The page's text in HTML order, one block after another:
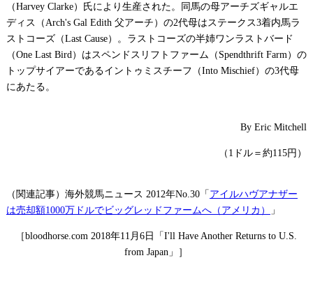
（Harvey Clarke）氏により生産された。同馬の母アーチズギャルエ
ディス（Arch's Gal Edith 父アーチ）の2代母はステークス3着内馬ラ
ストコーズ（Last Cause）。ラストコーズの半姉ワンラストバード
（One Last Bird）はスペンドスリフトファーム（ Spendthrift Farm）の
トップサイアーであるイントゥミスチーフ（Into Mischief）の3代母
にあたる。
By Eric Mitchell
（ 1 ドル＝約115円）
（関連記事）海外競馬ニュース 2012年No.30「アイルハヴアナザー
は売却額1000万ドルでビッグレッドファームへ（アメリカ） 」
［bloodhorse.com 2018年11 月6日「I'll Have Another Returns to U.S.
from Japan 」］